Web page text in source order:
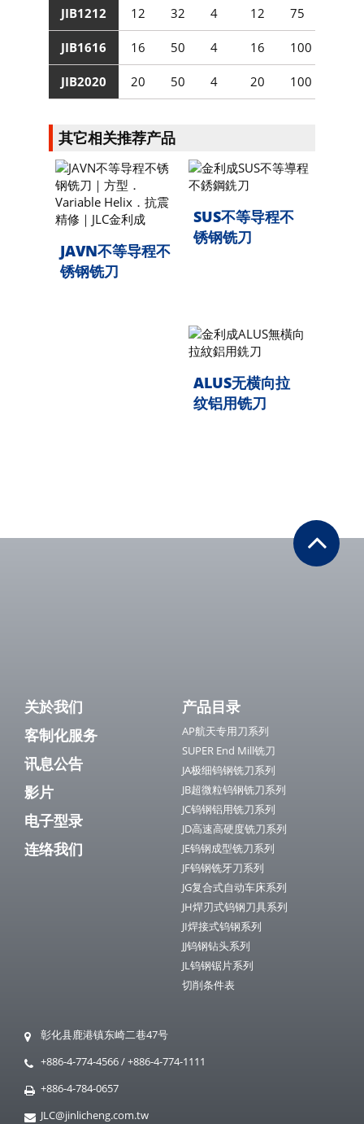
JIB1212 12 32 4 12 75
JIB1616 16 50 4 16 100
JIB2020 20 50 4 20 100
其它相关推荐产品
JAVN不等导程不
锈钢铣刀
SUS不等导程不
锈钢铣刀
ALUS无横向拉
纹铝用铣刀
关於我们
客制化服务
讯息公告
影片
电子型录
连络我们
产品目录
AP航天专用刀系列
SUPER End Mill铣刀
JA极细钨钢铣刀系列
JB超微粒钨钢铣刀系列
JC钨钢铝用铣刀系列
JD高速高硬度铣刀系列
JE钨钢成型铣刀系列
JF钨钢铣牙刀系列
JG复合式自动车床系列
JH焊刃式钨钢刀具系列
JI焊接式钨钢系列
JJ钨钢钻头系列
JL钨钢锯片系列
切削条件表
彰化县鹿港镇东崎二巷47号
+886-4-774-4566/+886-4-774-1111
+886-4-784-0657
JLC@jinlicheng.com.tw